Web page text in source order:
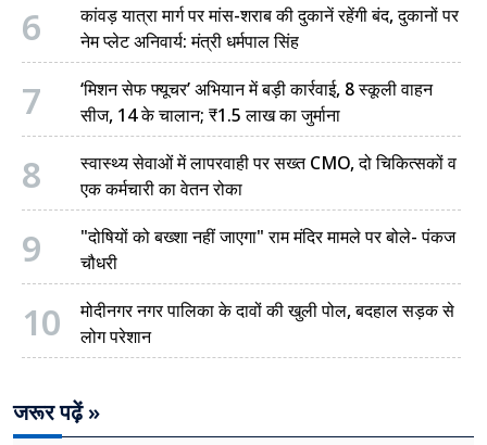
6
कांवड़ यात्रा मार्ग पर मांस-शराब की दुकानें रहेंगी बंद, दुकानों पर
नेम प्लेट अनिवार्य: मंत्री धर्मपाल सिंह
7
‘मिशन सेफ फ्यूचर’ अभियान में बड़ी कार्रवाई, 8 स्कूली वाहन
सीज, 14 के चालान; ₹1.5 लाख का जुर्माना
8
स्वास्थ्य सेवाओं में लापरवाही पर सख्त CMO, दो चिकित्सकों व
एक कर्मचारी का वेतन रोका
9
"दोषियों को बख्शा नहीं जाएगा" राम मंदिर मामले पर बोले- पंकज
चौधरी
10
मोदीनगर नगर पालिका के दावों की खुली पोल, बदहाल सड़क से
लोग परेशान
जरूर पढ़ें »